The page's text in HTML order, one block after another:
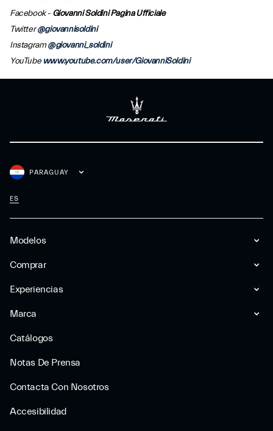
Facebook - Giovanni Soldini Pagina Ufficiale
Twitter@giovannisoldini
Instagram@giovanni_soldini
YouTube www.youtube.com/user/GiovanniSoldini
Modelos
Comprar
Experiencias
Marca
Catálogos
Notas De Prensa
Contacta Con Nosotros
Accesibilidad
PARAGUAY
ES